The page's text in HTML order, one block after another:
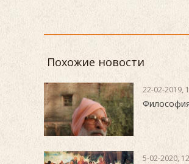
Похожие новости
22-02-2019,
5-02-2020,